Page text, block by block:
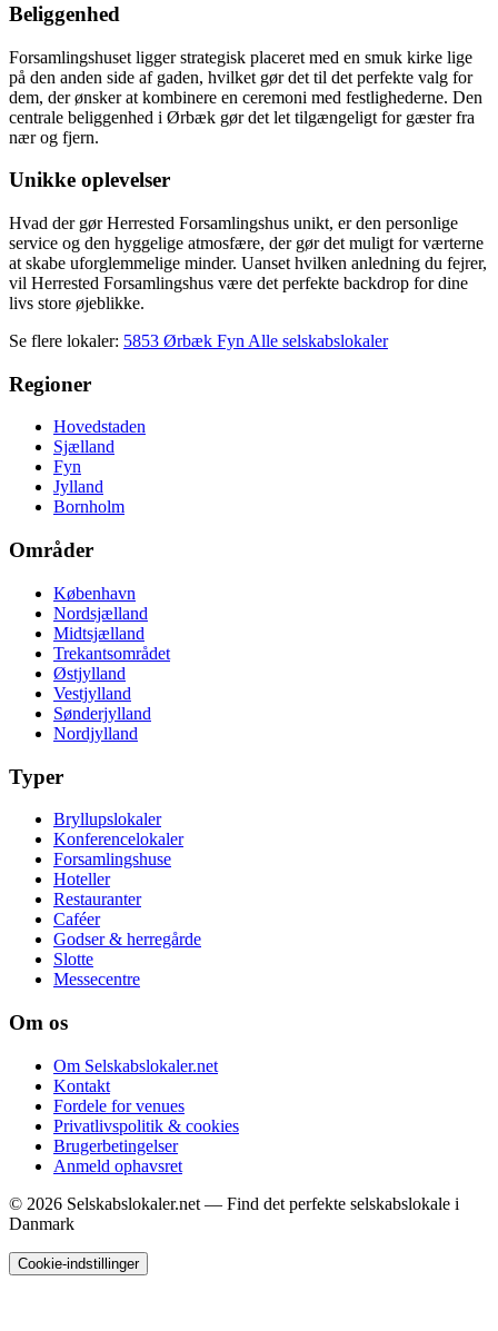
Beliggenhed
Forsamlingshuset ligger strategisk placeret med en smuk kirke lige
på den anden side af gaden, hvilket gør det til det perfekte valg for
dem, der ønsker at kombinere en ceremoni med festlighederne. Den
centrale beliggenhed i Ørbæk gør det let tilgængeligt for gæster fra
nær og fjern.
Unikke oplevelser
Hvad der gør Herrested Forsamlingshus unikt, er den personlige
service og den hyggelige atmosfære, der gør det muligt for værterne
at skabe uforglemmelige minder. Uanset hvilken anledning du fejrer,
vil Herrested Forsamlingshus være det perfekte backdrop for dine
livs store øjeblikke.
Se flere lokaler: 5853 Ørbæk Fyn Alle selskabslokaler
Regioner
Hovedstaden
Sjælland
Fyn
Jylland
Bornholm
Områder
København
Nordsjælland
Midtsjælland
Trekantsområdet
Østjylland
Vestjylland
Sønderjylland
Nordjylland
Typer
Bryllupslokaler
Konferencelokaler
Forsamlingshuse
Hoteller
Restauranter
Caféer
Godser & herregårde
Slotte
Messecentre
Om os
Om Selskabslokaler.net
Kontakt
Fordele for venues
Privatlivspolitik & cookies
Brugerbetingelser
Anmeld ophavsret
© 2026 Selskabslokaler.net — Find det perfekte selskabslokale i
Danmark
Cookie-indstillinger